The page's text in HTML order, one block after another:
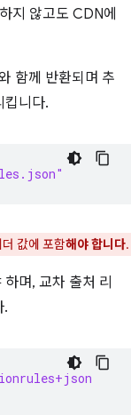
지 않고도 CDN에
함께 반환되며 추
킵니다.
값에 포함해야 합니다.
며, 교차 출처 리
.